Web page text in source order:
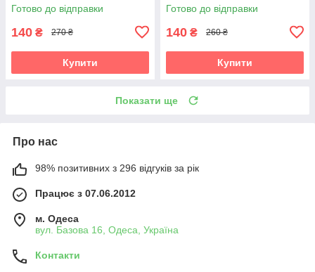
Готово до відправки
140 ₴ 270 ₴
Купити
Готово до відправки
140 ₴ 260 ₴
Купити
Показати ще
Про нас
98% позитивних з 296 відгуків за рік
Працює з 07.06.2012
м. Одеса
вул. Базова 16, Одеса, Україна
Контакти